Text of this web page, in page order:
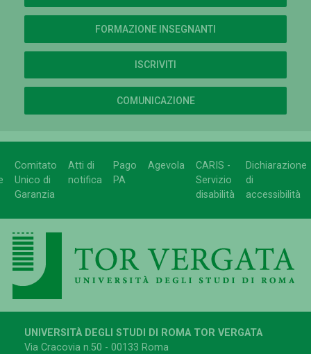
FORMAZIONE INSEGNANTI
ISCRIVITI
COMUNICAZIONE
Comitato
Unico di
Garanzia
Atti di
notifica
Pago
PA
Agevola
CARIS -
Servizio
disabilità
Dichiarazione
di
accessibilità
UNIVERSITÀ DEGLI STUDI DI ROMA TOR VERGATA
Via Cracovia n.50 - 00133 Roma